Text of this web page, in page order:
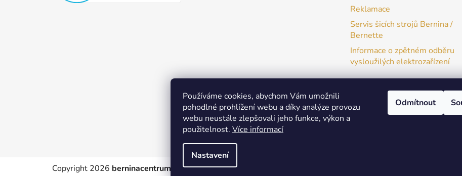
Používáme cookies, abychom Vám umožnili
pohodlné prohlížení webu a díky analýze provozu
webu neustále zlepšovali jeho funkce, výkon a
použitelnost. Více informací
Nastavení
Odmítnout
Reklamace
Servis šicích strojů Bernina /
Bernette
Informace o zpětném odběru
vysloužilých elektrozařízení
patchwork-aja.cz
Copyright 2026 berninacentrum-av.cz. Všechna práva vyhrazena.